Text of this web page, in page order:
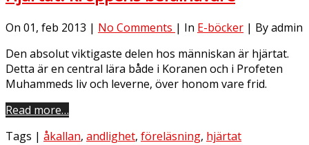
On 01, feb 2013 | No Comments | In E-böcker | By admin
Den absolut viktigaste delen hos människan är hjärtat.
Detta är en central lära både i Koranen och i Profeten
Muhammeds liv och leverne, över honom vare frid.
Read more…
Tags | åkallan, andlighet, föreläsning, hjärtat